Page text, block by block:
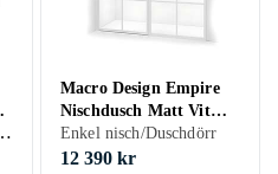
glas), 165 cm
Macro Design Empire
Nischdusch Matt Vit
Profil Klart Glas Med
Spröjsar 85+88cm
Enkel nisch/Duschdörr
12 390 kr